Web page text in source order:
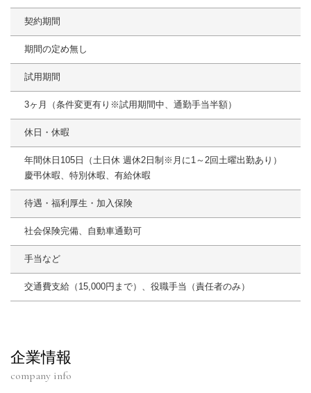
契約期間
期間の定め無し
試用期間
3ヶ月（条件変更有り※試用期間中、通勤手当半額）
休日・休暇
年間休日105日（土日休 週休2日制※月に1～2回土曜出勤あり）
慶弔休暇、特別休暇、有給休暇
待遇・福利厚生・加入保険
社会保険完備、自動車通勤可
手当など
交通費支給（15,000円まで）、役職手当（責任者のみ）
企業情報
company info